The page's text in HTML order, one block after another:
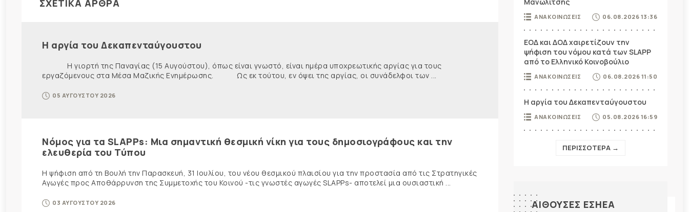
ΣΧΕΤΙΚΑ ΑΡΘΡΑ
Η αργία του Δεκαπενταύγουστου
Η γιορτή της Παναγίας (15 Αυγούστου), όπως είναι γνωστό, είναι ημέρα υποχρεωτικής αργίας για τους
εργαζόμενους στα Μέσα Μαζικής Ενημέρωσης. Ως εκ τούτου, εν όψει της αργίας, οι συνάδελφοι των ...
05 ΑΥΓΟΥΣΤΟΥ 2026
Νόμος για τα SLAPPs: Μια σημαντική θεσμική νίκη για τους δημοσιογράφους και την
ελευθερία του Τύπου
Η ψήφιση από τη Βουλή την Παρασκευή, 31 Ιουλίου, του νέου θεσμικού πλαισίου για την προστασία από τις Στρατηγικές
Αγωγές προς Αποθάρρυνση της Συμμετοχής του Κοινού -τις γνωστές αγωγές SLAPPs- αποτελεί μια ουσιαστική ...
03 ΑΥΓΟΥΣΤΟΥ 2026
ΑΝΑΚΟΙΝΩΣΕΙΣ 06.08.2026 13:36
ΕΟΔ και ΔΟΔ χαιρετίζουν την
ψήφιση του νόμου κατά των SLAPP
από το Ελληνικό Κοινοβούλιο
ΑΝΑΚΟΙΝΩΣΕΙΣ 06.08.2026 11:50
Η αργία του Δεκαπενταύγουστου
ΑΝΑΚΟΙΝΩΣΕΙΣ 05.08.2026 16:59
ΠΕΡΙΣΣΟΤΕΡΑ →
ΑΙΘΟΥΣΕΣ ΕΣΗΕΑ